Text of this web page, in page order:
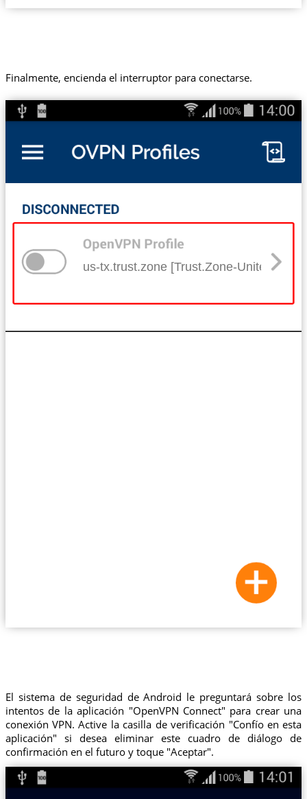
Finalmente, encienda el interruptor para conectarse.
us-tx.trust.zone [Trust.Zone-United-
El sistema de seguridad de Android le preguntará sobre los
intentos de la aplicación "OpenVPN Connect" para crear una
conexión VPN. Active la casilla de verificación "Confío en esta
aplicación" si desea eliminar este cuadro de diálogo de
confirmación en el futuro y toque "Aceptar".